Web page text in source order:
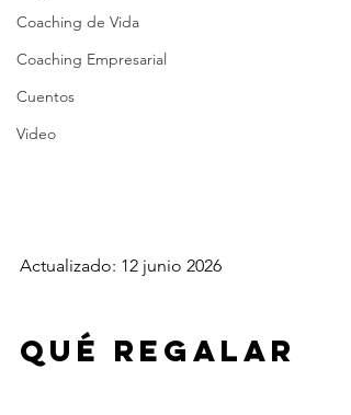
Coaching de Vida
Coaching Empresarial
Cuentos
Video
Actualizado: 12 junio 2026
Qué regalar